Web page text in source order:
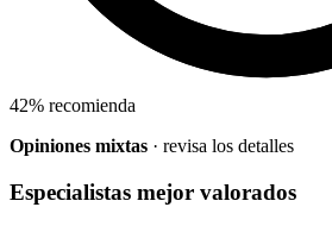
42% recomienda
Opiniones mixtas · revisa los detalles
Especialistas mejor valorados